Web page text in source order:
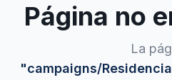
Página no
La
"campaigns/